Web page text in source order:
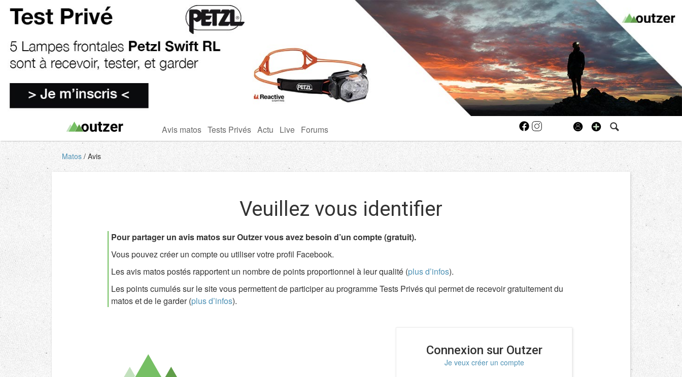
Avis matos Tests Privés Actu Live Forums
Matos Avis
Veuillez vous identifier
Pour partager un avis matos sur Outzer vous avez besoin d’un compte (gratuit).
Vous pouvez créer un compte ou utiliser votre profil Facebook.
Les avis matos postés rapportent un nombre de points proportionnel à leur qualité (plus d’infos).
Les points cumulés sur le site vous permettent de participer au programme Tests Privés qui permet de recevoir gratuitement du
matos et de le garder (plus d’infos).
Connexion sur Outzer
Je veux créer un compte